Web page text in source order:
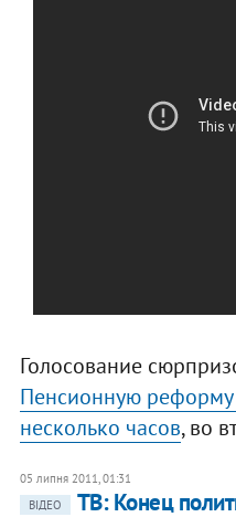
Голосование
Пенсионную реформу
несколько часов, во
05 липня 2011, 01:31
ВІДЕО
ТВ: Конец